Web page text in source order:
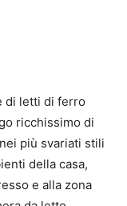
di letti di ferro
ricchissimo di
più svariati stili
della casa,
e alla zona